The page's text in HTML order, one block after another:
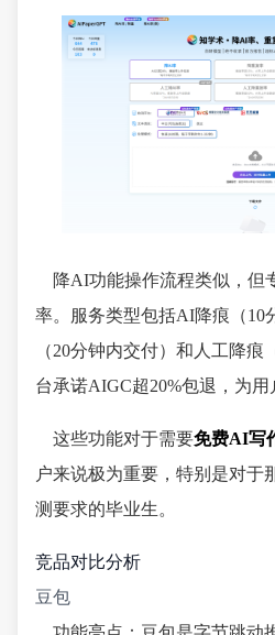
降AI功能操作流程类似，但
率。服务类型包括AI降痕（10
（20分钟内交付）和人工降痕
台承诺AIGC超20%包退，为用
这些功能对于需要免费AI写
户来说极为重要，特别是对于
测要求的毕业生。
竞品对比分析
豆包